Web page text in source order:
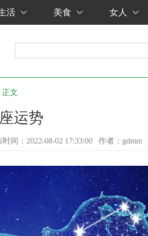
活 美食 女人
正文
运势
时间：2022-08-02 17:33:00 作者：gdmm